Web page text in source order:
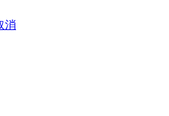
消